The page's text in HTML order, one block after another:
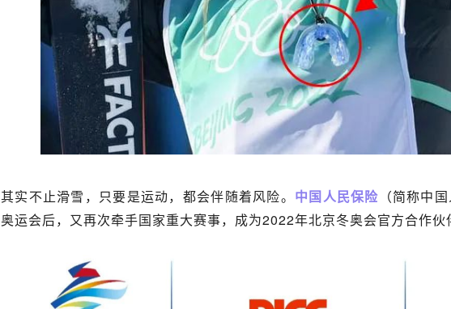
其实不止滑雪，只要是运动，都会伴随着风险。 中国人民保险 （简称中
奥运会后，又再次牵手国家重大赛事，成为2022年北京冬奥会官方合作伙